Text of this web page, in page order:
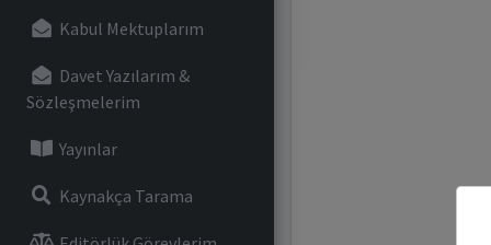
Kabul Mektuplarım
Davet Yazılarım &
Sözleşmelerim
Yayınlar
Kaynakça Tarama